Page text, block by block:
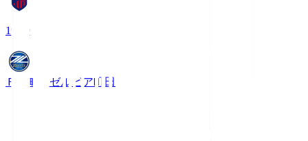
19:00
ＦＣ町田ゼルビア町田